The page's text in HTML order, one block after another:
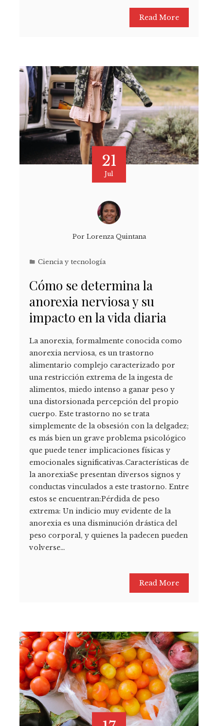
Read More
21
Jul
Por Lorenza Quintana
Ciencia y tecnología
Cómo se determina la
anorexia nerviosa y su
impacto en la vida diaria
La anorexia, formalmente conocida como
anorexia nerviosa, es un trastorno
alimentario complejo caracterizado por
una restricción extrema de la ingesta de
alimentos, miedo intenso a ganar peso y
una distorsionada percepción del propio
cuerpo. Este trastorno no se trata
simplemente de la obsesión con la delgadez;
es más bien un grave problema psicológico
que puede tener implicaciones físicas y
emocionales significativas.Características de
la anorexiaSe presentan diversos signos y
conductas vinculados a este trastorno. Entre
estos se encuentran:Pérdida de peso
extrema: Un indicio muy evidente de la
anorexia es una disminución drástica del
peso corporal, y quienes la padecen pueden
volverse…
Read More